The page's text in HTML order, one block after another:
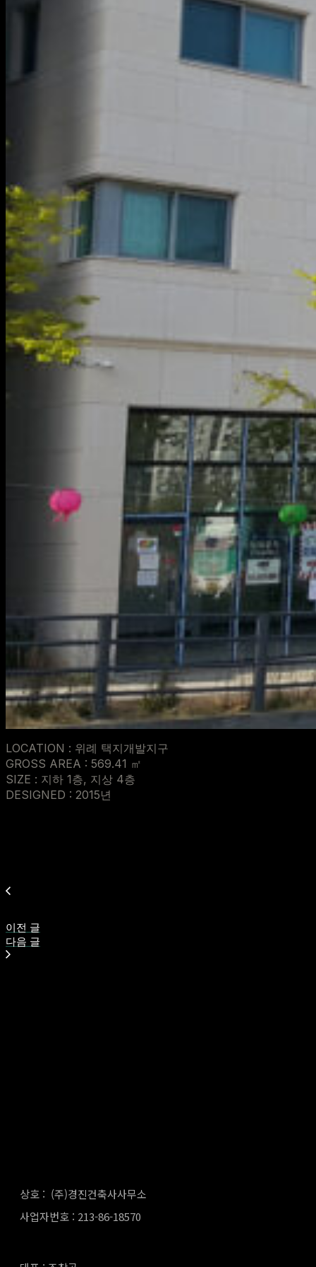
LOCATION : 위례 택지개발지구
GROSS AREA : 569.41 ㎡
SIZE : 지하 1층, 지상 4층
DESIGNED : 2015년
이전 글
다음 글
상호 : (주)경진건축사사무소
사업자번호 : 213-86-18570